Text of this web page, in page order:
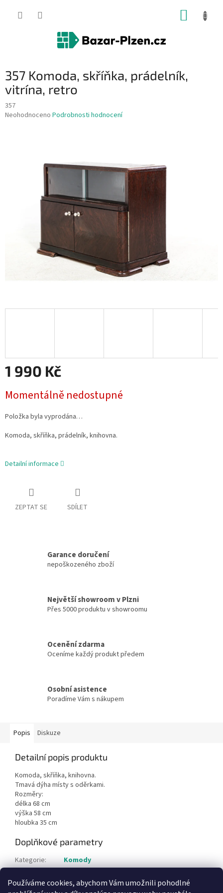
Používáme cookies, abychom Vám umožnili pohodlné
357 Komoda, skříňka, prádelník,
vitrína, retro
357
Průměrné
Neohodnoceno Podrobnosti hodnocení
1 990 Kč
cena:
Momentálně nedostupné
Položka byla vyprodána…
Komoda, skříňka, prádelník, knihovna.
Detailní informace
ZEPTAT SE SDÍLET
Garance doručení
nepoškozeného zboží
Největší showroom v Plzni
Přes 5000 produktu v showroomu
Ocenění zdarma
Oceníme každý produkt předem
Osobní asistence
Poradíme Vám s nákupem
Popis Diskuze
Detailní popis produktu
Komoda, skříňka, knihovna.
Tmavá dýha místy s oděrkami.
Rozměry:
délka 68 cm
výška 58 cm
hloubka 35 cm
Doplňkové parametry
Kategorie:
Komody
Položka byla vyprodána…